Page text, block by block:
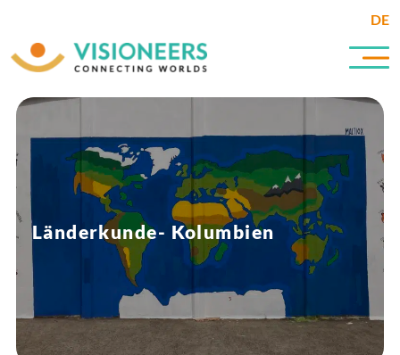
DE
Länderkunde- Kolumbien